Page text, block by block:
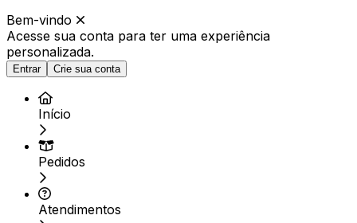
Bem-vindo
Acesse sua conta para ter uma experiência
personalizada.
Entrar Crie sua conta
Início
Pedidos
Atendimentos